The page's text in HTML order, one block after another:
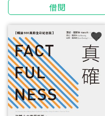
借閱